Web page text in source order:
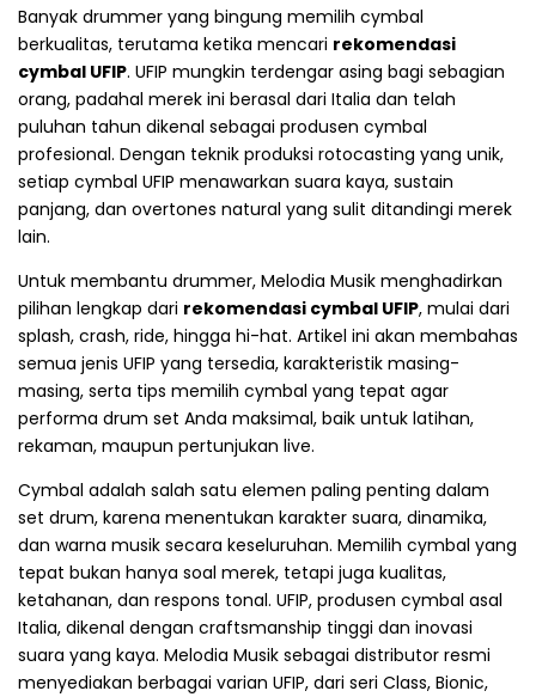
Banyak drummer yang bingung memilih cymbal
berkualitas, terutama ketika mencari rekomendasi
cymbal UFIP. UFIP mungkin terdengar asing bagi sebagian
orang, padahal merek ini berasal dari Italia dan telah
puluhan tahun dikenal sebagai produsen cymbal
profesional. Dengan teknik produksi rotocasting yang unik,
setiap cymbal UFIP menawarkan suara kaya, sustain
panjang, dan overtones natural yang sulit ditandingi merek
lain.
Untuk membantu drummer, Melodia Musik menghadirkan
pilihan lengkap dari rekomendasi cymbal UFIP, mulai dari
splash, crash, ride, hingga hi-hat. Artikel ini akan membahas
semua jenis UFIP yang tersedia, karakteristik masing-
masing, serta tips memilih cymbal yang tepat agar
performa drum set Anda maksimal, baik untuk latihan,
rekaman, maupun pertunjukan live.
Cymbal adalah salah satu elemen paling penting dalam
set drum, karena menentukan karakter suara, dinamika,
dan warna musik secara keseluruhan. Memilih cymbal yang
tepat bukan hanya soal merek, tetapi juga kualitas,
ketahanan, dan respons tonal. UFIP, produsen cymbal asal
Italia, dikenal dengan craftsmanship tinggi dan inovasi
suara yang kaya. Melodia Musik sebagai distributor resmi
menyediakan berbagai varian UFIP, dari seri Class, Bionic,